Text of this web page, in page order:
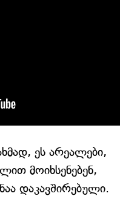
ეს არეალები,
მოიხსენებენ,
დაკავშირებული.